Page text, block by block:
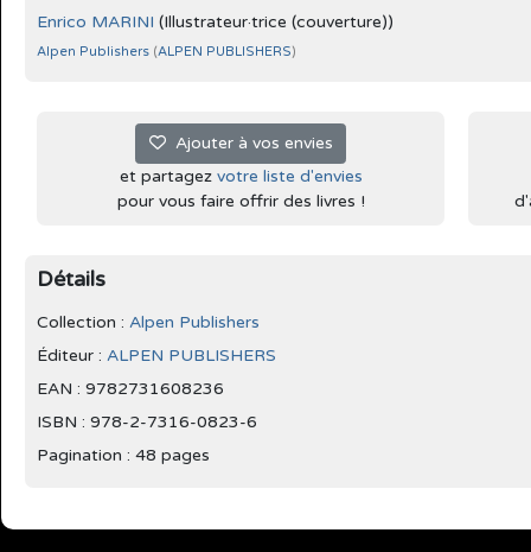
Enrico MARINI (Illustrateur·trice (couverture))
Alpen Publishers (ALPEN PUBLISHERS)
Ajouter à vos envies
et partagez votre liste d'envies
pour vous faire offrir des livres !
Détails
Collection : Alpen Publishers
Éditeur : ALPEN PUBLISHERS
EAN : 9782731608236
ISBN : 978-2-7316-0823-6
Pagination : 48 pages